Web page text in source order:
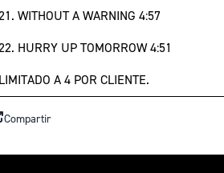
WITHOUT A WARNING 4:57
HURRY UP TOMORROW 4:51
LIMITADO A 4 POR CLIENTE.
Compartir